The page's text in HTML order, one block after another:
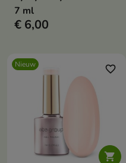
7 ml
€ 6,00
Nieuw

favorite_border